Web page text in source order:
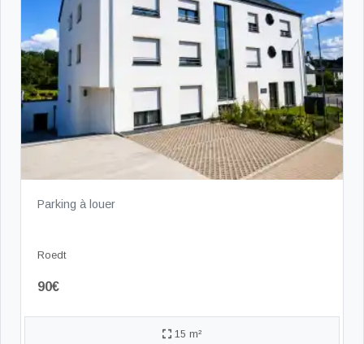
Parking à louer
Roedt
90€
15 m²